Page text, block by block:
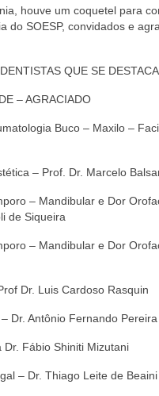
houve um coquetel para
do SOESP, convidados e
QUE SE
– AGRACIADO
Buco – Maxilo –
– Prof. Dr. Marcelo
– Mandibular e Dor
de Siqueira
– Mandibular e Dor
Dr. Luis Cardoso Rasquin
Dr. Antônio Fernando
Dr. Fábio Shiniti Mizutani
– Dr. Thiago Leite de Beaini